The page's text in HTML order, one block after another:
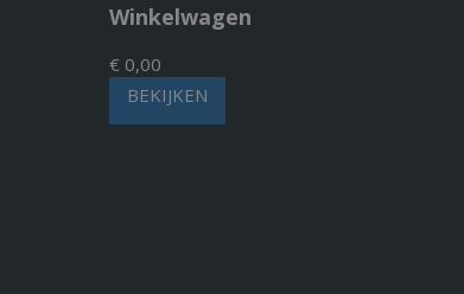
Winkelwagen
€ 0,00
BEKIJKEN